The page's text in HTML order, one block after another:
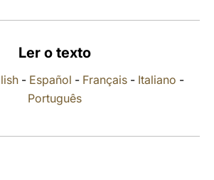
Ler o texto
- Español - Français- Italiano -
Português